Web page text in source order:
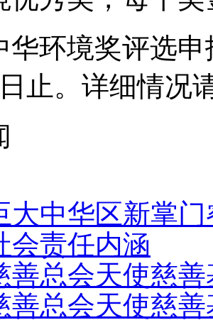
华环境奖评选
止。详细情况
大中华区新掌
会责任内涵
善总会天使慈
善总会天使慈